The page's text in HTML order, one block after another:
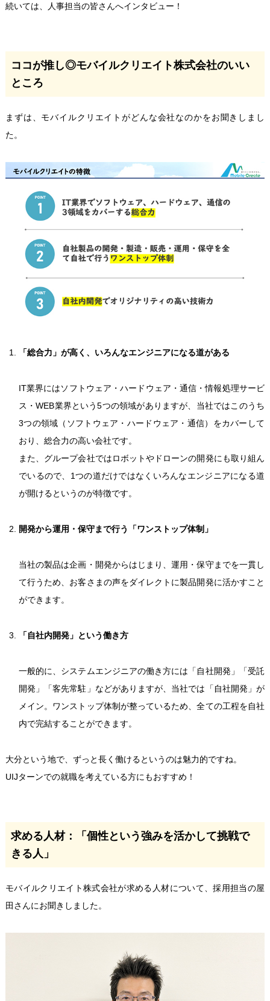
続いては、人事担当の皆さんへインタビュー！
ココが推し◎モバイルクリエイト株式会社のいい
ところ
まずは、モバイルクリエイトがどんな会社なのかをお聞きしまし
た。
「総合力」が高く、いろんなエンジニアになる道がある
IT業界にはソフトウェア・ハードウェア・通信・情報処理サービ
ス・WEB業界という5つの領域がありますが、当社ではこのうち
3つの領域（ソフトウェア・ハードウェア・通信）をカバーして
おり、総合力の高い会社です。
また、グループ会社ではロボットやドローンの開発にも取り組ん
でいるので、1つの道だけではなくいろんなエンジニアになる道
が開けるというのが特徴です。
開発から運用・保守まで行う「ワンストップ体制」
当社の製品は企画・開発からはじまり、運用・保守までを一貫し
て行うため、お客さまの声をダイレクトに製品開発に活かすこと
ができます。
「自社内開発」という働き方
一般的に、システムエンジニアの働き方には「自社開発」「受託
開発」「客先常駐」などがありますが、当社では「自社開発」が
メイン。ワンストップ体制が整っているため、全ての工程を自社
内で完結することができます。
大分という地で、ずっと長く働けるというのは魅力的ですね。
UIJターンでの就職を考えている方にもおすすめ！
求める人材：「個性という強みを活かして挑戦で
きる人」
モバイルクリエイト株式会社が求める人材について、採用担当の屋
田さんにお聞きしました。